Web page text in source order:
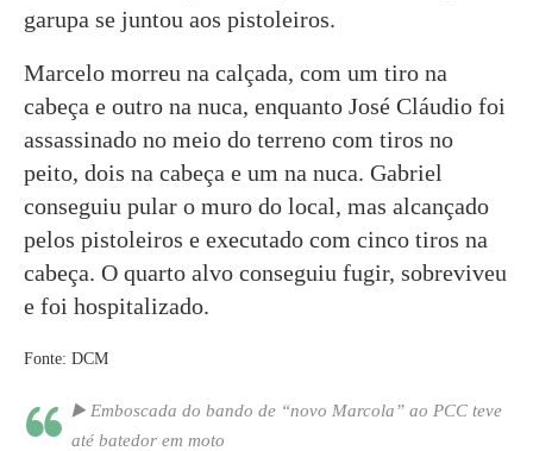
garupa se juntou aos pistoleiros.
Marcelo morreu na calçada, com um tiro na
cabeça e outro na nuca, enquanto José Cláudio foi
assassinado no meio do terreno com tiros no
peito, dois na cabeça e um na nuca. Gabriel
conseguiu pular o muro do local, mas alcançado
pelos pistoleiros e executado com cinco tiros na
cabeça. O quarto alvo conseguiu fugir, sobreviveu
e foi hospitalizado.
Fonte: DCM
▶️ Emboscada do bando de “novo Marcola” ao PCC teve
até batedor em moto